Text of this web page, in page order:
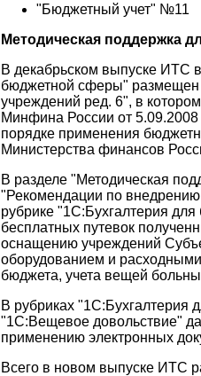
"Бюджетный учет" №11
Методическая поддержка
В декабрьском выпуске ИТС
бюджетной сферы" размещен
учреждений ред. 6", в
Минфина России от
порядке применения
Министерства финансов
В разделе "Методическая
"Рекомендации по
рубрике "1С:Бухгалтерия
бесплатных путевок
оснащению учреждений
оборудованием и
бюджета, учета вещей
В рубриках "1С:Бухгалтерия
"1С:Вещевое довольствие"
применению электронных
Всего в новом выпуске ИТС